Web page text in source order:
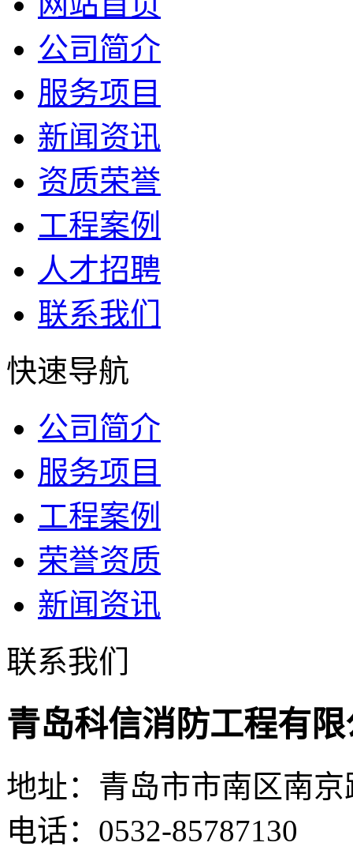
公司简介
服务项目
新闻资讯
资质荣誉
工程案例
人才招聘
联系我们
快速导航
公司简介
服务项目
工程案例
荣誉资质
新闻资讯
联系我们
青岛科信消防工程有
地址：青岛市市南区南京
电话：0532-85787130